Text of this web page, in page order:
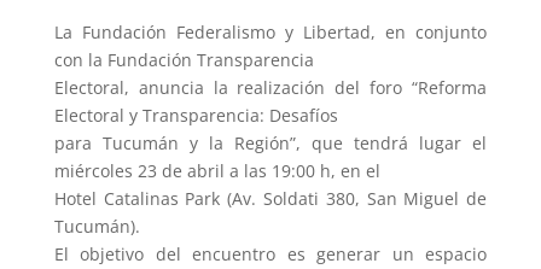
La Fundación Federalismo y Libertad, en conjunto
con la Fundación Transparencia
Electoral, anuncia la realización del foro “Reforma
Electoral y Transparencia: Desafíos
para Tucumán y la Región”, que tendrá lugar el
miércoles 23 de abril a las 19:00 h, en el
Hotel Catalinas Park (Av. Soldati 380, San Miguel de
Tucumán).
El objetivo del encuentro es generar un espacio